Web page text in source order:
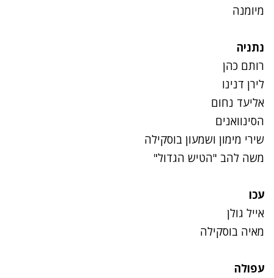
מיומנה
נתניה
רותם כהן
לירן דנינו
אליעד נחום
הסינוואנים
שירי מימון ושמעון בוסקילה
משה להב "הטיש הגדול"
עכו
אייל גולן
מאיה בוסקילה
עפולה